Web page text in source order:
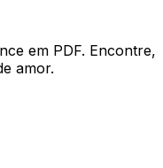
em PDF. Encontre,
amor.